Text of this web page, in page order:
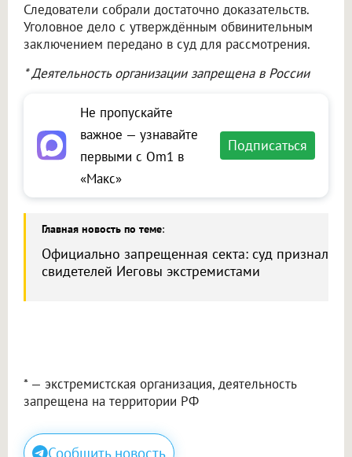
Следователи собрали достаточно доказательств.
Уголовное дело с утверждённым обвинительным
заключением передано в суд для рассмотрения.
* Деятельность организации запрещена в России
Не пропускайте
важное — узнавайте
первыми с Om1 в
«Макс»
Подписаться
Главная новость по теме:
Официально запрещенная секта: суд признал
свидетелей Иеговы экстремистами
* — экстремистская организация, деятельность
запрещена на территории РФ
Сообщить новость